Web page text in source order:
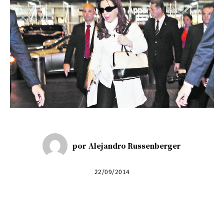
por Alejandro Russenberger
22/09/2014